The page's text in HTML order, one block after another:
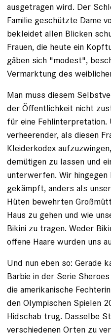
ausgetragen wird. Der
Familie geschützte Dame
bekleidet allen Blicken
Frauen, die heute ein
gäben sich "modest",
Vermarktung des
Man muss diesem
der Öffentlichkeit nicht
für eine Fehlinterpretation.
verheerender, als diesen
Kleiderkodex
demütigen zu lassen und
unterwerfen. Wir hingegen
gekämpft, anders als
Hüten bewehrten
Haus zu gehen und wie
Bikini zu tragen. Weder
offene Haare wurden uns
Und nun eben so: Gerade
Barbie in der ­Serie
die amerikanische
den Olympischen Spielen
Hidschab trug. Dasselbe
verschiedenen Orten zu